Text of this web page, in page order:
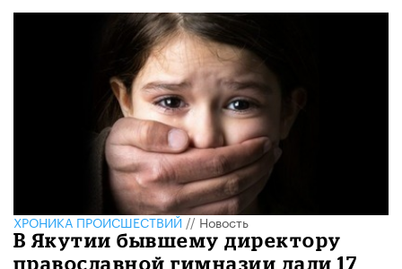
ХРОНИКА ПРОИСШЕСТВИЙ//Новость
В Якутии бывшему директору
православной гимназии дали 17